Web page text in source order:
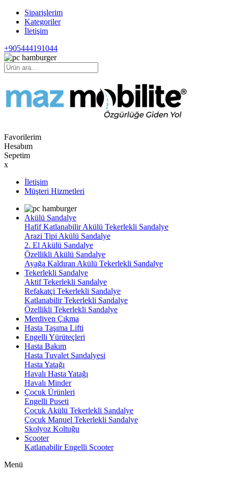
Siparişlerim
Kategoriler
İletişim
+905444191044
Favorilerim
Hesabım
Sepetim
x
İletişim
Müşteri Hizmetleri
Akülü Sandalye
Hafif Katlanabilir Akülü Tekerlekli Sandalye
Arazi Tipi Akülü Sandalye
2. El Akülü Sandalye
Özellikli Akülü Sandalye
Ayağa Kaldıran Akülü Tekerlekli Sandalye
Tekerlekli Sandalye
Aktif Tekerlekli Sandalye
Refakatçi Tekerlekli Sandalye
Katlanabilir Tekerlekli Sandalye
Özellikli Tekerlekli Sandalye
Merdiven Çıkma
Hasta Taşıma Lifti
Engelli Yürüteçleri
Hasta Bakım
Hasta Tuvalet Sandalyesi
Hasta Yatağı
Havalı Hasta Yatağı
Havalı Minder
Çocuk Ürünleri
Engelli Puseti
Çocuk Akülü Tekerlekli Sandalye
Çocuk Manuel Tekerlekli Sandalye
Skolyoz Koltuğu
Scooter
Katlanabilir Engelli Scooter
Menü